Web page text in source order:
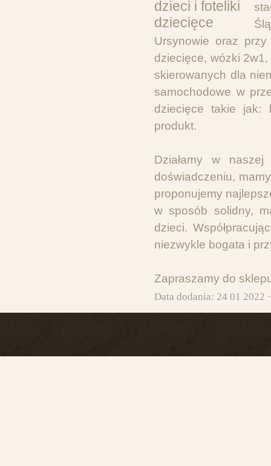
Ursynowie oraz
dziecięce, wózki
skierowanych dla
samochodowe w
dziecięce takie jak:
produkt.
Działamy w
doświadczeniu,
proponujemy
w sposób solidny,
dzieci.
niezwykle bogata i
Zapraszamy do
Data dodania: 24 01 2022